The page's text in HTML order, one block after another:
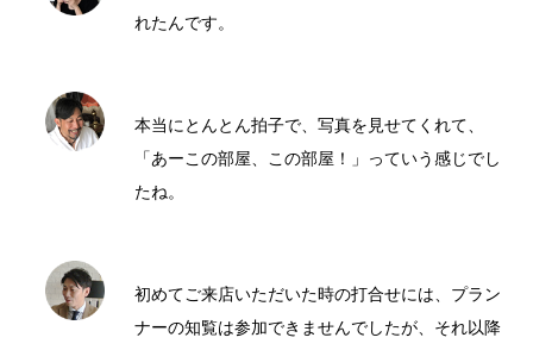
れたんです。
本当にとんとん拍子で、写真を見せてくれて、
「あーこの部屋、この部屋！」っていう感じでし
たね。
初めてご来店いただいた時の打合せには、プラン
ナーの知覧は参加できませんでしたが、それ以降